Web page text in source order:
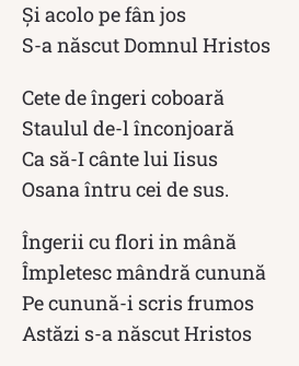
Şi acolo pe fân jos
S-a născut Domnul Hristos
Cete de îngeri coboară
Staulul de-l înconjoară
Ca să-I cânte lui Iisus
Osana întru cei de sus.
Îngerii cu flori in mână
Împletesc mândră cunună
Pe cunună-i scris frumos
Astăzi s-a născut Hristos